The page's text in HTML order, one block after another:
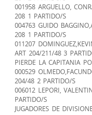
001958 ARGUELLO,
208 1 PARTIDO/S
004763 GUIDO
208 1 PARTIDO/S
011207
ART 204/211/48 3
PIERDE LA CAPITANIA
000529
204/48 2 PARTIDO/S
006012 LEPORI,
PARTIDO/S
JUGADORES DE